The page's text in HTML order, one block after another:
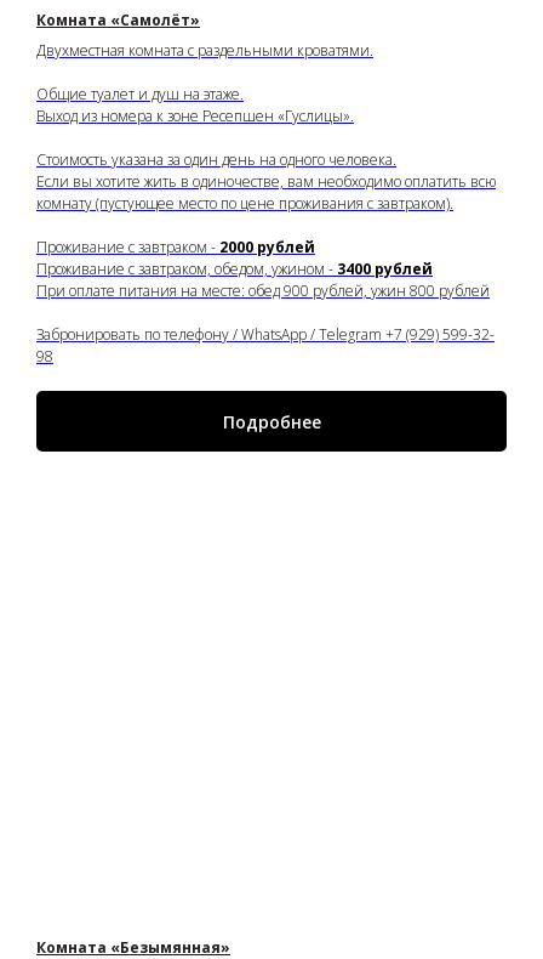
Комната «Самолёт»
Двухместная комната с раздельными кроватями.
Общие туалет и душ на этаже.
Выход из номера к зоне Ресепшен «Гуслицы».
Стоимость указана за один день на одного человека.
Если вы хотите жить в одиночестве, вам необходимо оплатить всю
комнату (пустующее место по цене проживания с завтраком).
Проживание с завтраком - 2000 рублей
Проживание с завтраком, обедом, ужином - 3400 рублей
При оплате питания на месте: обед 900 рублей, ужин 800 рублей
Забронировать по телефону / WhatsApp / Telegram +7 (929) 599-32-
98
Подробнее
Комната «Безымянная»